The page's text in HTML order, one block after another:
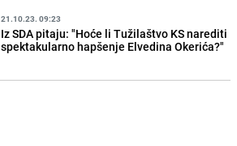
21.10.23. 09:23
Iz SDA pitaju: "Hoće li Tužilaštvo KS narediti
spektakularno hapšenje Elvedina Okerića?"